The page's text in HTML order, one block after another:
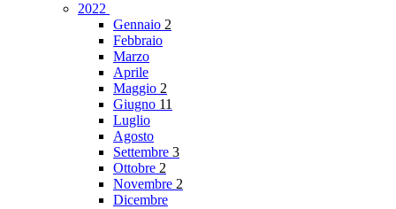
2022
Gennaio 2
Febbraio
Marzo
Aprile
Maggio 2
Giugno 11
Luglio
Agosto
Settembre 3
Ottobre 2
Novembre 2
Dicembre